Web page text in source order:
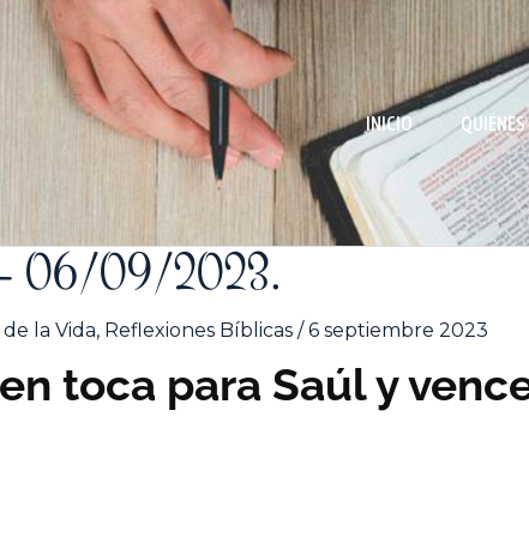
INICIO
06/09/2023.
la Vida, Reflexiones Bíblicas /6 septiembre 2023
toca para Saúl y